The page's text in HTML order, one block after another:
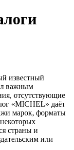
известный
важным
отсутствующие
«MICHEL» даёт
марок, форматы
страны и
или